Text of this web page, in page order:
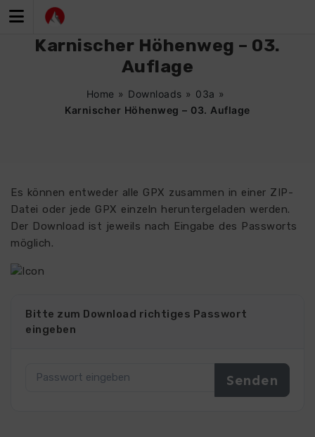
Inhalt
Karnischer Höhenweg – 03.
Auflage
Home » Downloads » 03a »
Karnischer Höhenweg – 03. Auflage
Es können entweder alle GPX zusammen in einer ZIP-
Datei oder jede GPX einzeln heruntergeladen werden.
Der Download ist jeweils nach Eingabe des Passworts
möglich.
Bitte zum Download richtiges Passwort
eingeben